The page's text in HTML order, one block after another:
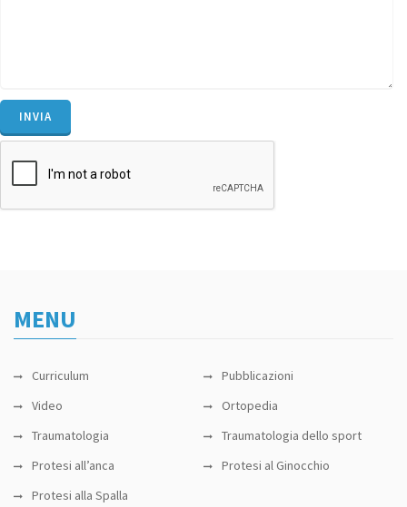
MENU
Curriculum
Pubblicazioni
Video
Ortopedia
Traumatologia
Traumatologia dello sport
Protesi all’anca
Protesi al Ginocchio
Protesi alla Spalla